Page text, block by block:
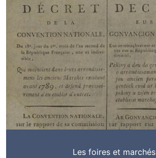
Les foires et marchés